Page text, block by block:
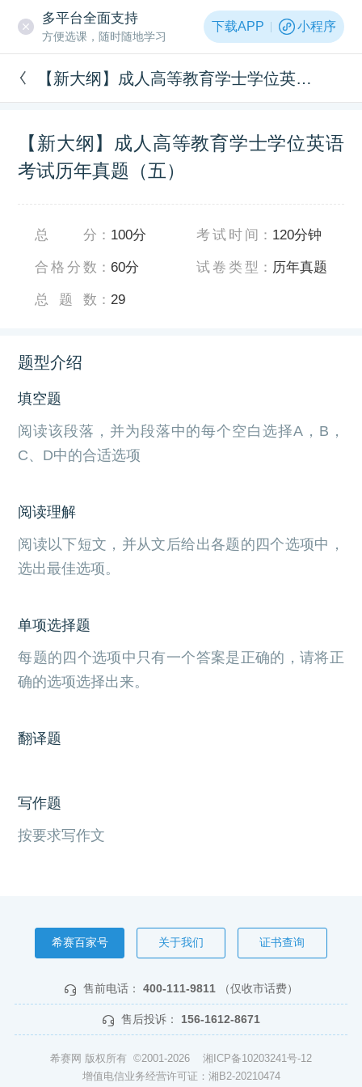
多平台全面支持
方便选课，随时随地学习
下载APP 小程序
【新大纲】成人高等教育学士学位英语考试历年真题（五）
【新大纲】成人高等教育学士学位英语
考试历年真题（五）
总分 ： 100分
合格分数 ：60分
总题数 ： 29
考试时间 ： 120分钟
试卷类型 ： 历年真题
题型介绍
填空题
阅读该段落，并为段落中的每个空白选择A，B，
C、D中的合适选项
阅读理解
阅读以下短文，并从文后给出各题的四个选项中，
选出最佳选项。
单项选择题
每题的四个选项中只有一个答案是正确的，请将正
确的选项选择出来。
翻译题
写作题
按要求写作文
希赛百家号 关于我们 证书查询
售前电话： 400-111-9811 （仅收市话费）
售后投诉： 156-1612-8671
希赛网 版权所有 ©2001-2026 湘ICP备10203241号-12
增值电信业务经营许可证：湘B2-20210474